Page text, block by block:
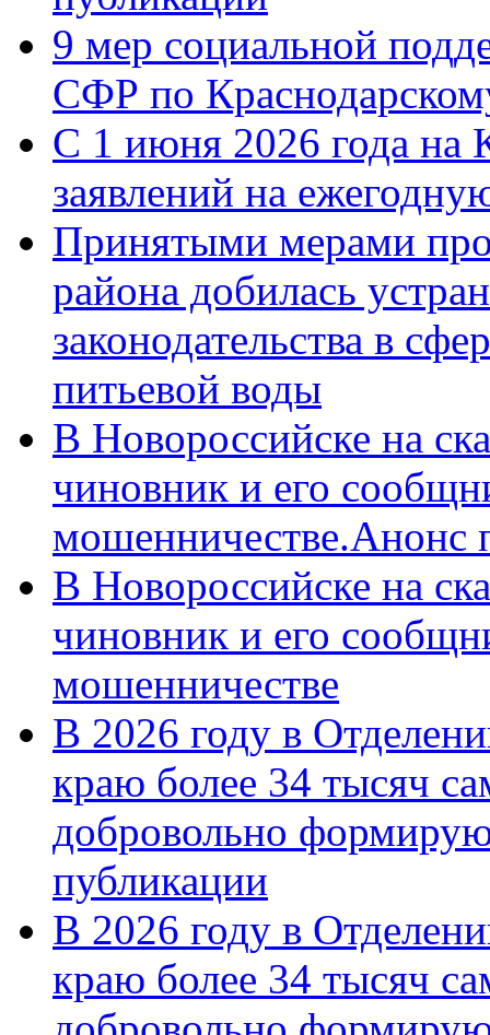
9 мер социальной
СФР по
С 1 июня 2026 года на
заявлений на
Принятыми мерами
района добилась
законодательства в
питьевой воды
В Новороссийске на
чиновник и его
мошенничестве.Анонс
В Новороссийске на
чиновник и его
мошенничестве
В 2026 году в
краю более 34 тысяч
добровольно
публикации
В 2026 году в
краю более 34 тысяч